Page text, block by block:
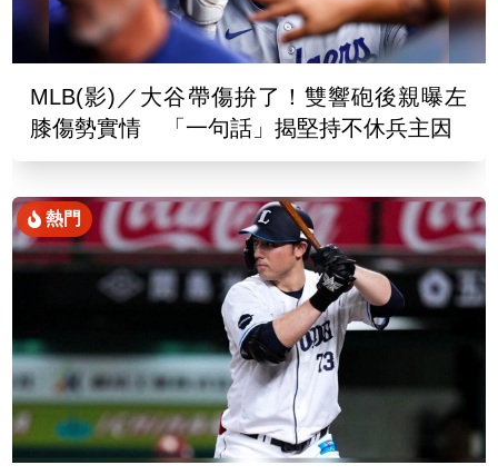
MLB(影)／大谷帶傷拚了！雙響砲後親曝左
膝傷勢實情 「一句話」揭堅持不休兵主因
熱門